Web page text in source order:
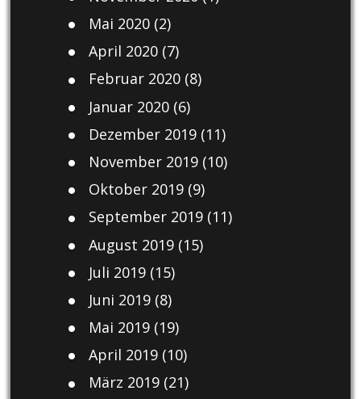
Mai 2020(2)
April 2020(7)
Februar 2020(8)
Januar 2020(6)
Dezember 2019(11)
November 2019(10)
Oktober 2019(9)
September 2019(11)
August 2019(15)
Juli 2019(15)
Juni 2019(8)
Mai 2019(19)
April 2019(10)
März 2019(21)